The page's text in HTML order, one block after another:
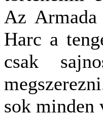
Az
Harc a
csak
sok minden